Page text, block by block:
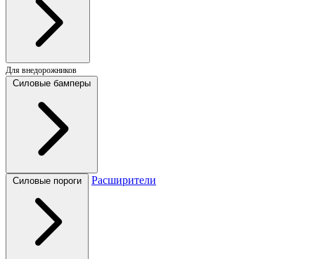
Для внедорожников
Силовые бамперы
Силовые пороги Расширители